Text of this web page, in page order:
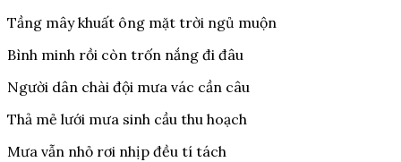
Tầng mây khuất ông mặt trời ngủ muộn
Bình minh rồi còn trốn nắng đi đâu
Người dân chài đội mưa vác cần câu
Thả mẻ lưới mưa sinh cầu thu hoạch
Mưa vẫn nhỏ rơi nhịp đều tí tách